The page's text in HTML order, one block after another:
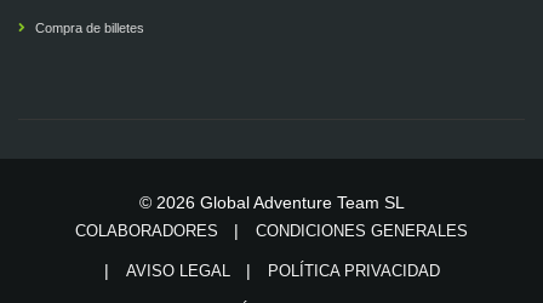
Compra de billetes
© 2026 Global Adventure Team SL
COLABORADORES CONDICIONES GENERALES
AVISO LEGAL POLÍTICA PRIVACIDAD